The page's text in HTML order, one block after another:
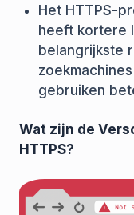
Het HTTPS-
heeft kortere
belangrijkste
gebruiken
Wat zijn de
HTTPS?